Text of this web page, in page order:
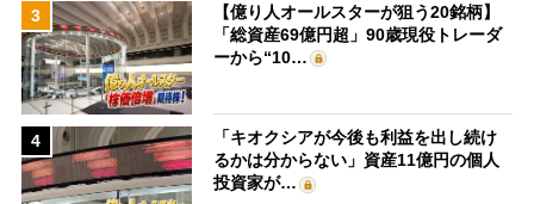
3
【億り人オールスターが狙う20銘柄】
「総資産69億円超」90歳現役トレーダ
ーから“10…
4
「キオクシアが今後も利益を出し続け
るかは分からない」資産11億円の個人
投資家が…